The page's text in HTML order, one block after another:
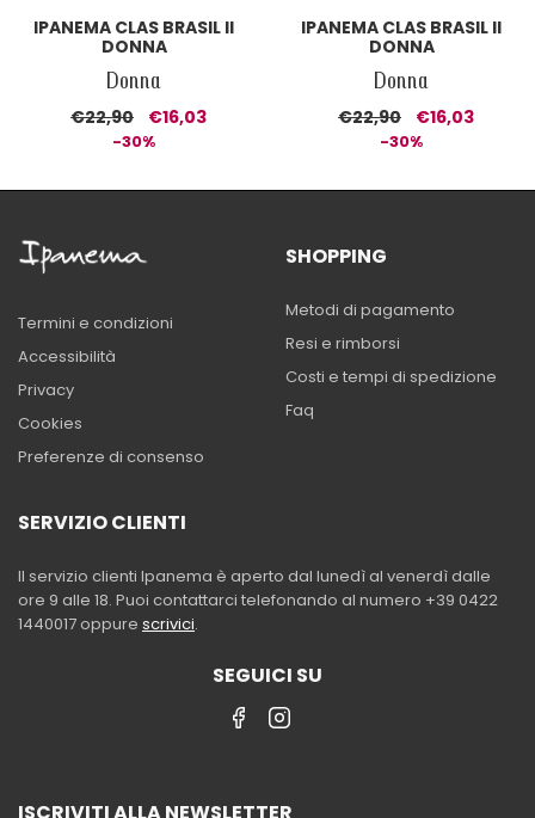
IPANEMA CLAS BRASIL II
DONNA
Donna
€22,90 €16,03
-30%
IPANEMA CLAS BRASIL II
DONNA
Donna
€22,90 €16,03
-30%
Termini e condizioni
Accessibilità
Privacy
Cookies
Preferenze di consenso
SHOPPING
Metodi di pagamento
Resi e rimborsi
Costi e tempi di spedizione
Faq
SERVIZIO CLIENTI
Il servizio clienti Ipanema è aperto dal lunedì al venerdì dalle
ore 9 alle 18. Puoi contattarci telefonando al numero +39 0422
1440017 oppure scrivici.
SEGUICI SU
ISCRIVITI ALLA NEWSLETTER